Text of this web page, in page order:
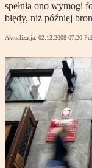
spełnia ono wymogi
błędy, niż później
Aktualizacja: 02.12.2008 07:20